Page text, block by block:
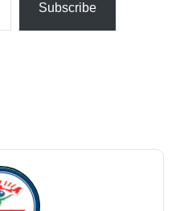
Subscribe